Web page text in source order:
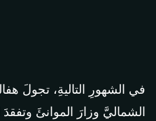
في الشهورِ التاليةِ، تجولَ
الشماليَّ وزارَ الموانئَ